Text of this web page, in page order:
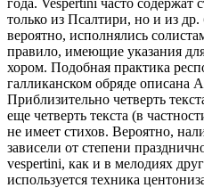
только из Псалтири, но и из
вероятно, исполнялись
правило, имеющие указания
хором. Подобная практика
галликанском обряде описана
Приблизительно четверть
еще четверть текста (в
не имеет стихов. Вероятно,
зависели от степени
vespertini, как и в мелодиях
используется техника